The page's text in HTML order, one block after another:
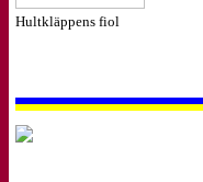
Hultkläppens fiol